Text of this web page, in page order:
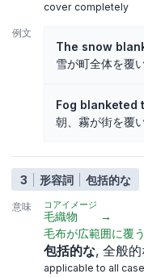
cover completely
例文
The snow
雪が町全体を覆
Fog blanketed
朝、霧が街を覆
3 形容詞 包括的な
意味 コアイメージ
毛織物
→
毛布が広範囲に覆う
包括的な 全般的
applicable to all